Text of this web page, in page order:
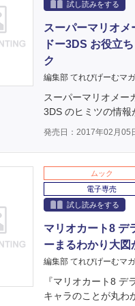
試し読みをする
スーパーマリオ
ドー3DS お役立
ク
編集部 てれびげーむマ
スーパーマリオメー
3DS のヒミツの情報
発売日：2017年02月05
ムック
電子専売
試し読みをする
マリオカート8 デ
ーまるわかり大図
編集部 てれびげーむマ
『マリオカート8 デ
キャラのことが丸わ